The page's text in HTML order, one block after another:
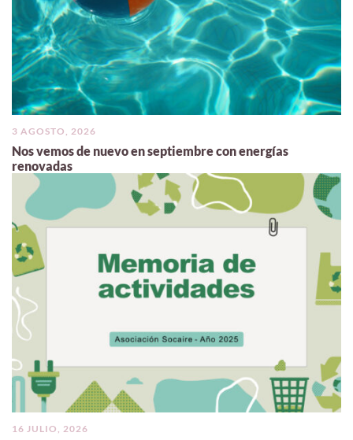
3 AGOSTO, 2026
Nos vemos de nuevo en septiembre con energías
renovadas
16 JULIO, 2026